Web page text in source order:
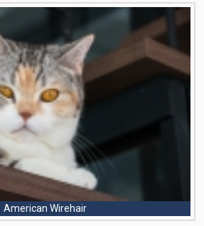
American Wirehair